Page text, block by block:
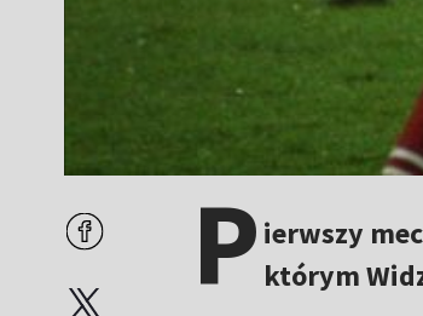
P ierwszy
którym